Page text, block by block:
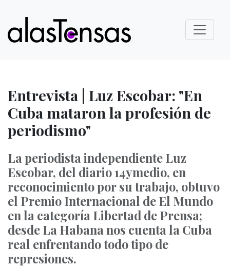
Entrevista | Luz Escobar: "En
Cuba mataron la profesión de
periodismo"
La periodista independiente Luz
Escobar, del diario 14ymedio, en
reconocimiento por su trabajo, obtuvo
el Premio Internacional de El Mundo
en la categoría Libertad de Prensa;
desde La Habana nos cuenta la Cuba
real enfrentando todo tipo de
represiones.